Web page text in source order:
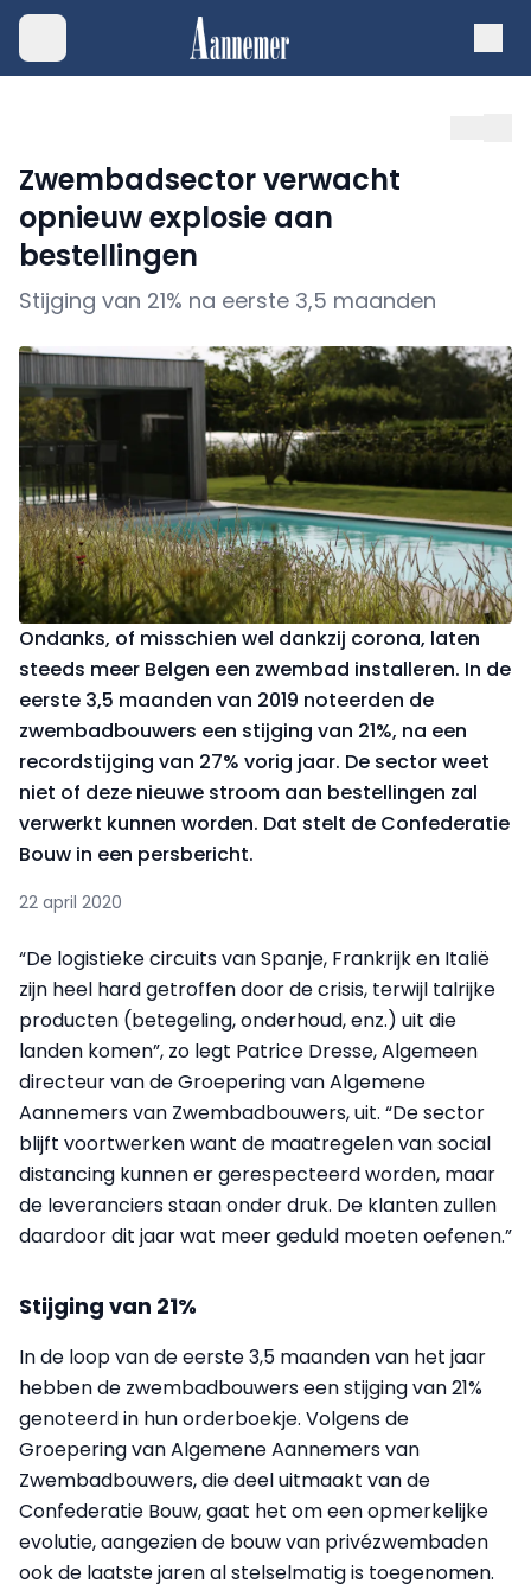
Zwembadsector verwacht
opnieuw explosie aan
bestellingen
Stijging van 21% na eerste 3,5 maanden
Ondanks, of misschien wel dankzij corona, laten
steeds meer Belgen een zwembad installeren. In de
eerste 3,5 maanden van 2019 noteerden de
zwembadbouwers een stijging van 21%, na een
recordstijging van 27% vorig jaar. De sector weet
niet of deze nieuwe stroom aan bestellingen zal
verwerkt kunnen worden. Dat stelt de Confederatie
Bouw in een persbericht.
22 april 2020
“De logistieke circuits van Spanje, Frankrijk en Italië
zijn heel hard getroffen door de crisis, terwijl talrijke
producten (betegeling, onderhoud, enz.) uit die
landen komen”, zo legt Patrice Dresse, Algemeen
directeur van de Groepering van Algemene
Aannemers van Zwembadbouwers, uit. “De sector
blijft voortwerken want de maatregelen van social
distancing kunnen er gerespecteerd worden, maar
de leveranciers staan onder druk. De klanten zullen
daardoor dit jaar wat meer geduld moeten oefenen.”
Stijging van 21%
In de loop van de eerste 3,5 maanden van het jaar
hebben de zwembadbouwers een stijging van 21%
genoteerd in hun orderboekje. Volgens de
Groepering van Algemene Aannemers van
Zwembadbouwers, die deel uitmaakt van de
Confederatie Bouw, gaat het om een opmerkelijke
evolutie, aangezien de bouw van privézwembaden
ook de laatste jaren al stelselmatig is toegenomen.